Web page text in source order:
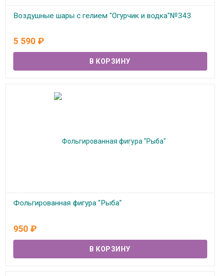
Воздушные шары с гелием "Огурчик и водка"№343
5 590 ₽
Фольгированная фигура "Рыба"
950 ₽